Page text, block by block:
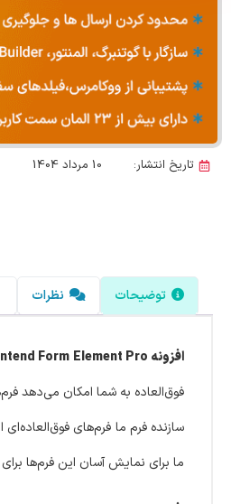
تاریخ انتشار: 10 مرداد 1404
توضیحات نظرات
افزونه ACF Frontend Form Element Pro
فوق‌العاده به شما امکان می‌دهد
سازنده فرم ما فرم‌های
ما برای نمایش آسان این فرم‌ها برای